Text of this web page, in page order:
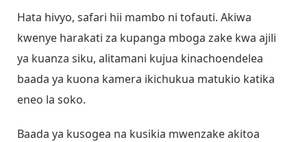
Hata hivyo, safari hii mambo ni tofauti. Akiwa
kwenye harakati za kupanga mboga zake kwa ajili
ya kuanza siku, alitamani kujua kinachoendelea
baada ya kuona kamera ikichukua matukio katika
eneo la soko.
Baada ya kusogea na kusikia mwenzake akitoa